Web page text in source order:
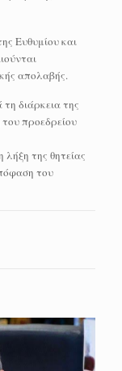
Ευθυμίου και
απολαβής.
διάρκεια της
προεδρείου
της θητείας
του